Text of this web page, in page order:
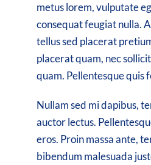
metus lorem, vulputate
consequat feugiat nulla.
tellus sed placerat
placerat quam, nec
quam. Pellentesque quis
Nullam sed mi dapibus,
auctor lectus.
eros. Proin massa ante,
bibendum malesuada